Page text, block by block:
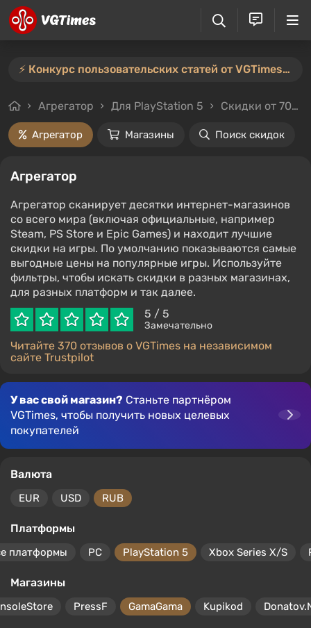
⚡️ Конкурс пользовательских статей от VGTimes продлён — участвуйте тут ⚡️
Агрегатор Для PlayStation 5 Скидки от 70%
Агрегатор Магазины Поиск скидок
Агрегатор
Агрегатор сканирует десятки интернет-магазинов
со всего мира (включая официальные, например
Steam, PS Store и Epic Games) и находит лучшие
скидки на игры. По умолчанию показываются самые
выгодные цены на популярные игры. Используйте
фильтры, чтобы искать скидки в разных магазинах,
для разных платформ и так далее.
5 / 5
Замечательно
Читайте 370 отзывов о VGTimes на независимом
сайте Trustpilot
У вас свой магазин? Станьте партнёром
VGTimes, чтобы получить новых целевых
покупателей
Валюта
EUR USD RUB
Платформы
платформы PC PlayStation 5 Xbox Series X/S
Магазины
PressF GamaGama Kupikod